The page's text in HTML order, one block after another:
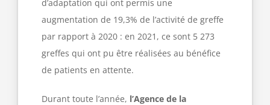
d’adaptation qui ont permis une
augmentation de 19,3% de l’activité de greffe
par rapport à 2020 : en 2021, ce sont 5 273
greffes qui ont pu être réalisées au bénéfice
de patients en attente.
Durant toute l’année, l’Agence de la